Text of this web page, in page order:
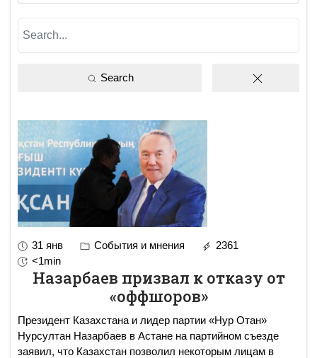
Search
31 янв События и мнения
2361
<1min
Назарбаев призвал к отказу от
«оффшоров»
Президент Казахстана и лидер партии «Нур Отан»
Нурсултан Назарбаев в Астане на партийном съезде
заявил, что Казахстан позволил некоторым лицам в